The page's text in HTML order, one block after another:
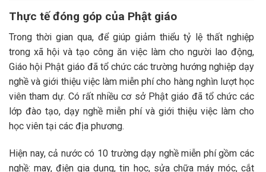
Thực tế đóng góp của Phật giáo
Trong thời gian qua, để giúp giảm thiểu tỷ lệ thất nghiệp
trong xã hội và tạo công ăn việc làm cho người lao động,
Giáo hội Phật giáo đã tổ chức các trường hướng nghiệp dạy
nghề và giới thiệu việc làm miễn phí cho hàng nghìn lượt học
viên tham dự. Có rất nhiều cơ sở Phật giáo đã tổ chức các
lớp đào tạo, dạy nghề miễn phí và giới thiệu việc làm cho
học viên tại các địa phương.
Hiện nay, cả nước có 10 trường dạy nghề miễn phí gồm các
nghề: may, điện gia dụng, tin học, sửa chữa máy móc, cắt